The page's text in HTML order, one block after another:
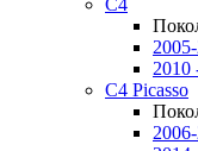
C4
2010
C4 Picasso